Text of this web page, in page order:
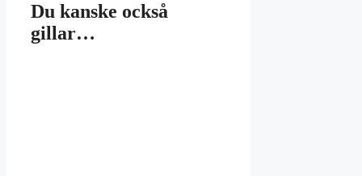
Du kanske också
gillar…